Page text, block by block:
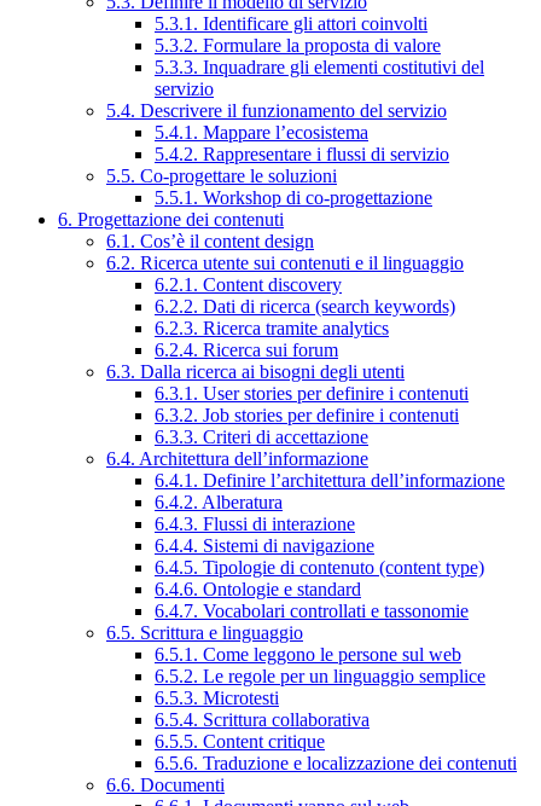
5.3.1. Identificare gli attori coinvolti
5.3.2. Formulare la proposta di valore
5.3.3. Inquadrare gli elementi costitutivi del
servizio
5.4. Descrivere il funzionamento del servizio
5.4.1. Mappare l’ecosistema
5.4.2. Rappresentare i flussi di servizio
5.5. Co-progettare le soluzioni
5.5.1. Workshop di co-progettazione
6. Progettazione dei contenuti
6.1. Cos’è il content design
6.2. Ricerca utente sui contenuti e il linguaggio
6.2.1. Content discovery
6.2.2. Dati di ricerca (search keywords)
6.2.3. Ricerca tramite analytics
6.2.4. Ricerca sui forum
6.3. Dalla ricerca ai bisogni degli utenti
6.3.1. User stories per definire i contenuti
6.3.2. Job stories per definire i contenuti
6.3.3. Criteri di accettazione
6.4. Architettura dell’informazione
6.4.1. Definire l’architettura dell’informazione
6.4.2. Alberatura
6.4.3. Flussi di interazione
6.4.4. Sistemi di navigazione
6.4.5. Tipologie di contenuto (content type)
6.4.6. Ontologie e standard
6.4.7. Vocabolari controllati e tassonomie
6.5. Scrittura e linguaggio
6.5.1. Come leggono le persone sul web
6.5.2. Le regole per un linguaggio semplice
6.5.3. Microtesti
6.5.4. Scrittura collaborativa
6.5.5. Content critique
6.5.6. Traduzione e localizzazione dei contenuti
6.6. Documenti